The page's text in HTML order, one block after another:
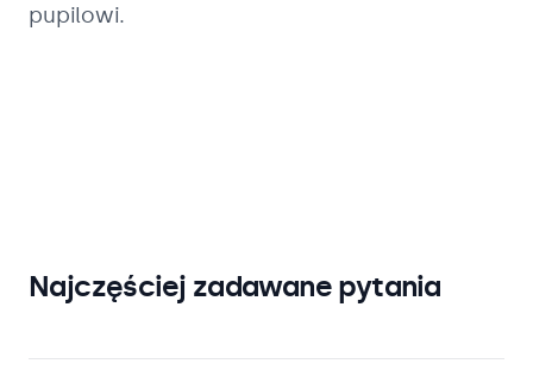
pupilowi.
Najczęściej zadawane pytania